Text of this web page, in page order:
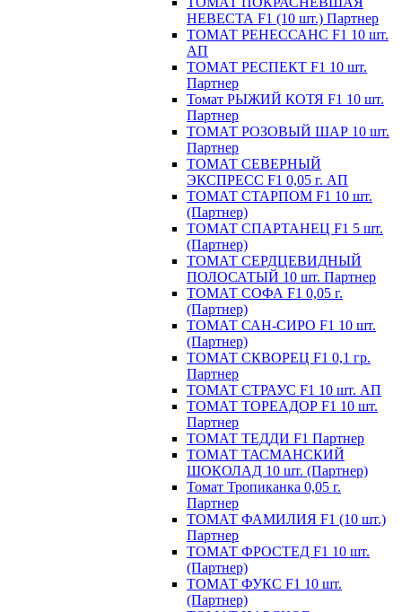
НЕВЕСТА F1 (10 шт.) Партнер
ТОМАТ РЕНЕССАНС F1 10 шт.
АП
ТОМАТ РЕСПЕКТ F1 10 шт.
Партнер
Томат РЫЖИЙ КОТЯ F1 10 шт.
Партнер
ТОМАТ РОЗОВЫЙ ШАР 10 шт.
Партнер
ТОМАТ СЕВЕРНЫЙ
ЭКСПРЕСС F1 0,05 г. АП
ТОМАТ СТАРПОМ F1 10 шт.
(Партнер)
ТОМАТ СПАРТАНЕЦ F1 5 шт.
(Партнер)
ТОМАТ СЕРДЦЕВИДНЫЙ
ПОЛОСАТЫЙ 10 шт. Партнер
ТОМАТ СОФА F1 0,05 г.
(Партнер)
ТОМАТ САН-СИРО F1 10 шт.
(Партнер)
ТОМАТ СКВОРЕЦ F1 0,1 гр.
Партнер
ТОМАТ СТРАУС F1 10 шт. АП
ТОМАТ ТОРЕАДОР F1 10 шт.
Партнер
ТОМАТ ТЕДДИ F1 Партнер
ТОМАТ ТАСМАНСКИЙ
ШОКОЛАД 10 шт. (Партнер)
Томат Тропиканка 0,05 г.
Партнер
ТОМАТ ФАМИЛИЯ F1 (10 шт.)
Партнер
ТОМАТ ФРОСТЕД F1 10 шт.
(Партнер)
ТОМАТ ФУКС F1 10 шт.
(Партнер)